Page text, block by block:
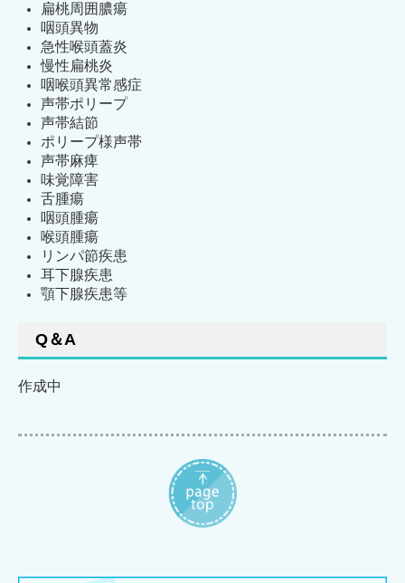
扁桃周囲膿瘍
咽頭異物
急性喉頭蓋炎
慢性扁桃炎
咽喉頭異常感症
声帯ポリープ
声帯結節
ポリープ様声帯
声帯麻痺
味覚障害
舌腫瘍
咽頭腫瘍
喉頭腫瘍
リンパ節疾患
耳下腺疾患
顎下腺疾患等
Q＆A
作成中